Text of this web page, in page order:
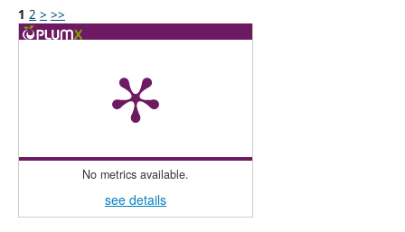
1 2 > >>
No metrics available.
see details